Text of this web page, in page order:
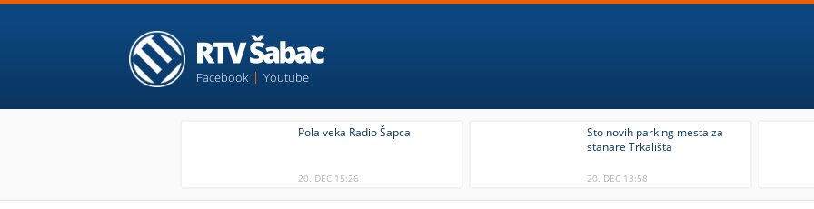
Facebook Youtube
Pola veka Radio Šapca
20. DEC 15:26
Sto novih parking mesta za
stanare Trkališta
20. DEC 13:58